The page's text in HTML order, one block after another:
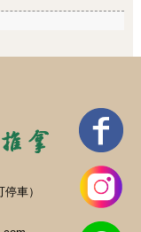
車）
按摩,北屯區按摩